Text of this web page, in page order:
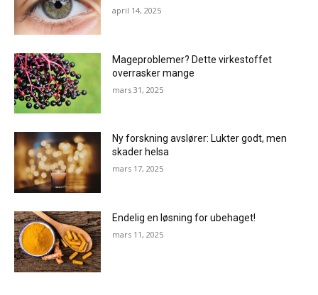
april 14, 2025
Mageproblemer? Dette virkestoffet
overrasker mange
mars 31, 2025
Ny forskning avslører: Lukter godt, men
skader helsa
mars 17, 2025
Endelig en løsning for ubehaget!
mars 11, 2025